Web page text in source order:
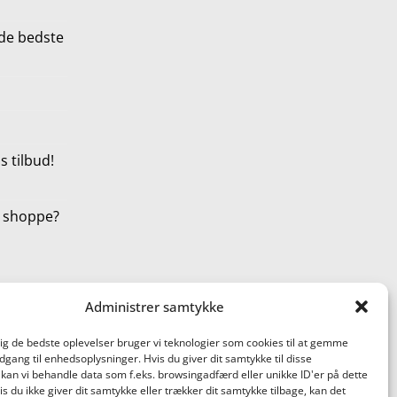
Administrer samtykke
de bedste oplevelser bruger vi teknologier som cookies til at gemme
til enhedsoplysninger. Hvis du giver dit samtykke til disse
vi behandle data som f.eks. browsingadfærd eller unikke ID'er på dette
du ikke giver dit samtykke eller trækker dit samtykke tilbage, kan det
bedste
tilbud!